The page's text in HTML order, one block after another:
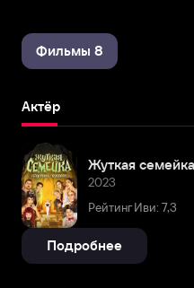
Фильмы 8
Актёр
Жуткая
2023
Рейтинг Иви: 7,3
Подробнее